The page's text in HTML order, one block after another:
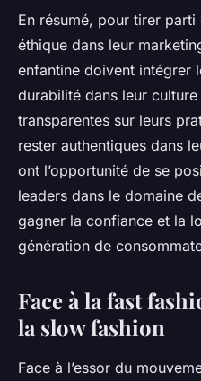
En résumé, pour tirer
éthique dans leur
enfantine doivent intégrer
durabilité dans leur culture
transparentes sur leurs
rester authentiques dans
ont l’opportunité de se
leaders dans le domaine
gagner la confiance et la
génération de
Face à la fast
la slow fashion
Face à l’essor du